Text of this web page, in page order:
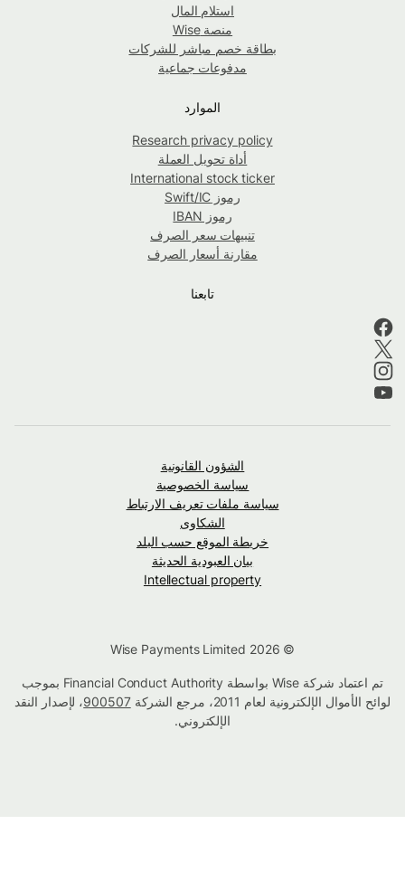
استلام المال
منصة Wise
بطاقة خصم مباشر للشركات
مدفوعات جماعية
الموارد
Research privacy policy
أداة تحويل العملة
International stock ticker
رموز Swift/IC
رموز IBAN
تنبيهات سعر الصرف
مقارنة أسعار الصرف
تابعنا
الشؤون القانونية
سياسة الخصوصية
سياسة ملفات تعريف الارتباط
الشكاوى
خريطة الموقع حسب البلد
بيان العبودية الحديثة
Intellectual property
تم اعتماد شركة Wise بواسطة Financial Conduct Authority بموجب
لوائح الأموال الإلكترونية لعام 2011، مرجع الشركة
900507، لإصدار النقد
الإلكتروني.